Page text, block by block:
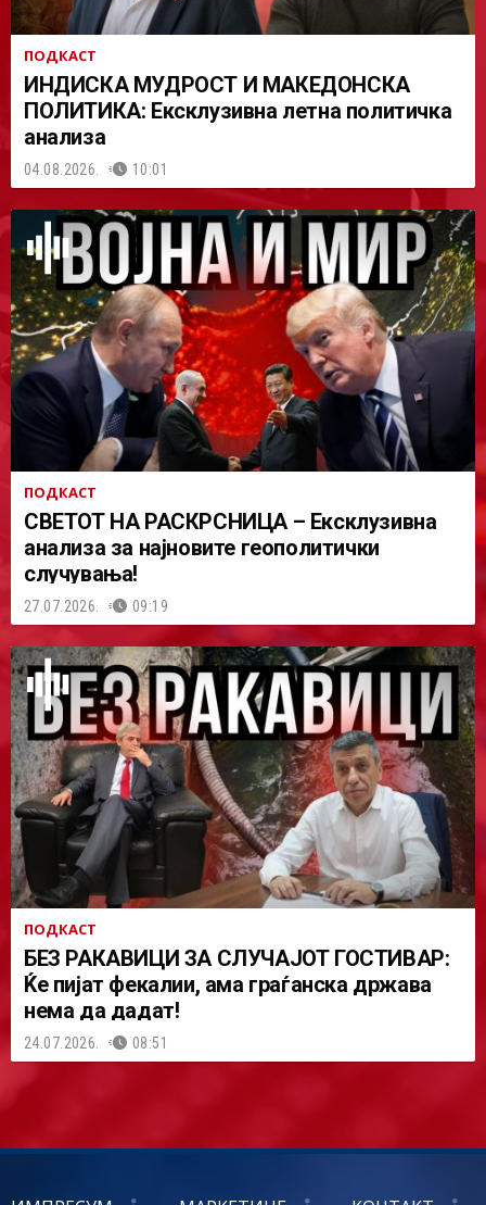
ПОДКАСТ
ИНДИСКА МУДРОСТ И МАКЕДОНСКА
ПОЛИТИКА: Ексклузивна летна политичка
анализа
04.08.2026. 10:01
ПОДКАСТ
СВЕТОТ НА РАСКРСНИЦА – Ексклузивна
анализа за најновите геополитички
случувања!
27.07.2026. 09:19
ПОДКАСТ
БЕЗ РАКАВИЦИ ЗА СЛУЧАЈОТ ГОСТИВАР:
Ќе пијат фекалии, ама граѓанска држава
нема да дадат!
24.07.2026. 08:51